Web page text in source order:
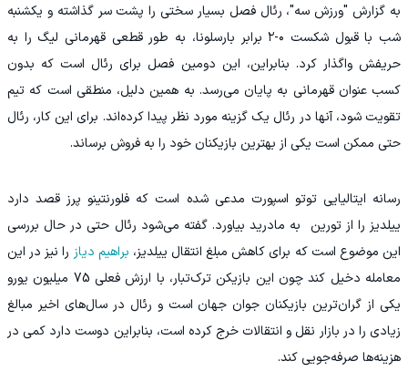
به گزارش "ورزش سه"، رئال فصل بسیار سختی را پشت سر گذاشته و یکشنبه
شب با قبول شکست ۰-۲ برابر بارسلونا، به طور قطعی قهرمانی لیگ را به
حریفش واگذار کرد. بنابراین، این دومین فصل برای رئال است که بدون
کسب عنوان قهرمانی به پایان می‌رسد. به همین دلیل، منطقی است که تیم
تقویت شود، آنها در رئال یک گزینه مورد نظر پیدا کرده‌اند. برای این کار، رئال
حتی ممکن است یکی از بهترین بازیکنان خود را به فروش برساند.
رسانه ایتالیایی توتو اسپورت مدعی شده است که فلورنتینو پرز قصد دارد
ییلدیز را از تورین به مادرید بیاورد. گفته می‌شود رئال حتی در حال بررسی
این موضوع است که برای کاهش مبلغ انتقال ییلدیز، براهیم دیاز را نیز در این
معامله دخیل کند چون این بازیکن ترک‌تبار، با ارزش فعلی 75 میلیون یورو
یکی از گران‌ترین بازیکنان جوان جهان است و رئال در سال‌های اخیر مبالغ
زیادی را در بازار نقل و انتقالات خرج کرده است، بنابراین دوست دارد کمی در
هزینه‌ها صرفه‌جویی کند.